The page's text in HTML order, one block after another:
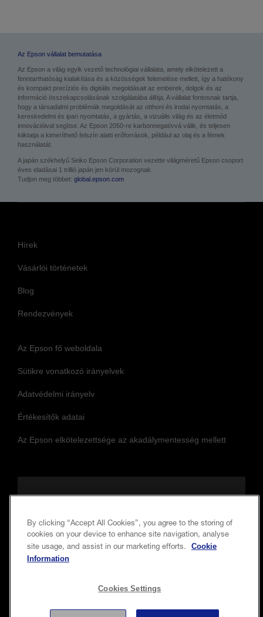
Az Epson vállalat bemutatása
Az Epson a világ egyik vezető technológiai vállalata, amely elkötelezett a
fenntarthatóság kialakítása és a közösségek felemelése mellett, így a hatékony
és kompakt precíziós és digitális megoldásait az emberek, dolgok és az
információ összekapcsolásának szolgálatába állítja. A vállalat fontosnak tartja,
hogy a társadalmi problémák megoldását az otthoni és irodai nyomtatás, a
kereskedelmi és ipari nyomtatás, a gyártás, a vizuális világ és az életmód
innovációival segítse. Az Epson 2050-re karbonnegatívvá válik, és teljesen
kiiktatja a kimeríthető felszín alatti erőforrások, például az olaj és a fémek
használatát.
A japán székhelyű Seiko Epson Corporation vezette világméretű Epson csoport
éves eladásai 1 trillió japán jen körül mozognak.
Tudjon meg többet: global.epson.com
Hírek
Vásárlói történetek
Blog
Rendezvények
Az Epson fő weboldala
Sütikre vonatkozó irányelvek
Adatvédelmi irányelv
Értékesítők adatai
Az Epson elkötelezettsége az akadálymentesség mellett
Kövessen minket, hogy naprakész
By clicking “Accept All Cookies”, you agree to the storing of
cookies on your device to enhance site navigation, analyse
site usage, and assist in our marketing efforts.
Cookie
Information
Cookies Settings